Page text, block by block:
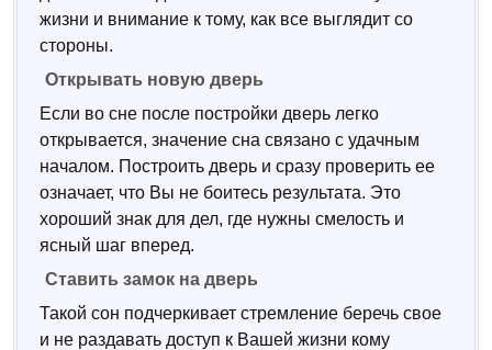
жизни и внимание к тому, как все выглядит со
стороны.
Открывать новую дверь
Если во сне после постройки дверь легко
открывается, значение сна связано с удачным
началом. Построить дверь и сразу проверить ее
означает, что Вы не боитесь результата. Это
хороший знак для дел, где нужны смелость и
ясный шаг вперед.
Ставить замок на дверь
Такой сон подчеркивает стремление беречь свое
и не раздавать доступ к Вашей жизни кому